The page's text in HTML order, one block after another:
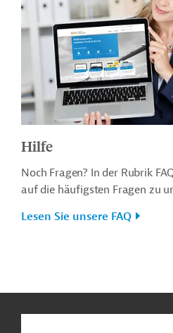
Hilfe
Noch Fragen? In der Rubrik
auf die häufigsten Fragen zu
Lesen Sie unsere FAQ